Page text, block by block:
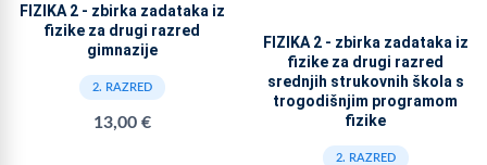
FIZIKA 2 - zbirka zadataka iz
fizike za drugi razred
gimnazije
2. RAZRED
13,00 €
FIZIKA 2 - zbirka zadataka iz
fizike za drugi razred
srednjih strukovnih škola s
trogodišnjim programom
fizike
2. RAZRED